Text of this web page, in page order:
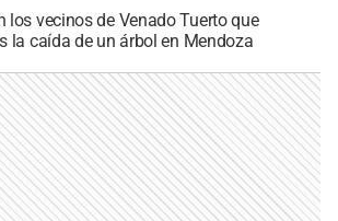
los vecinos de Venado Tuerto que
la caída de un árbol en Mendoza